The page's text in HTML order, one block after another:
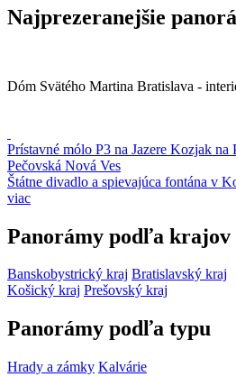
Najprezeranejšie
Dóm Svätého Martina Bratislava -
Prístavné mólo P3 na Jazere Kozjak na
Pečovská Nová Ves
Štátne divadlo a spievajúca fontána v
viac
Panorámy podľa krajov
Banskobystrický kraj Bratislavský kraj
Košický kraj Prešovský kraj
Panorámy podľa typu
Hrady a zámky Kalvárie